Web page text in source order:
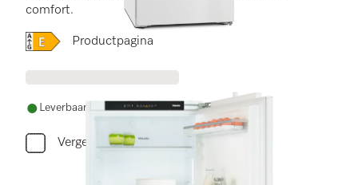
comfort.
Online Label Flag, Energielabel
Productpagina
Leverbaar uit voorraad met gratis levering
Vergelijken